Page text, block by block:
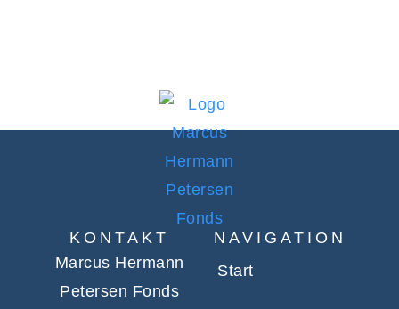
KONTAKT
Marcus Hermann
Petersen Fonds
NAVIGATION
Start